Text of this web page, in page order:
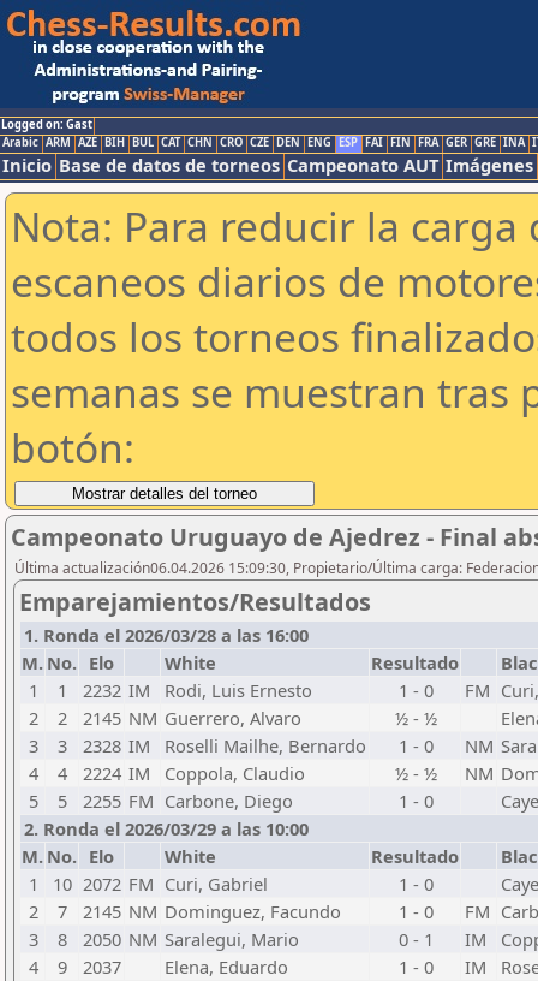
Logged on: Gast
Arabic ARM AZE BIH BUL CAT CHN CRO CZE DEN ENG ESP FAI FIN FRA GER GRE INA
Inicio Base de datos de torneos Campeonato AUT Imágenes
Nota: Para reducir la
escaneos diarios de
todos los torneos
semanas se muestran tras
botón:
Campeonato Uruguayo de Ajedrez - Final
Última actualización06.04.2026 15:09:30, Propietario/Última carga:
Emparejamientos/Resultados
1. Ronda el 2026/03/28 a las 16:00
M. No. Elo White Resultado
1
1 2232 IM Rodi, Luis Ernesto 1 - 0 FM
2
2 2145 NM Guerrero, Alvaro ½ - ½
3
3 2328 IM Roselli Mailhe, Bernardo 1 - 0 NM
4
4 2224 IM Coppola, Claudio ½ - ½ NM
5
5 2255 FM Carbone, Diego 1 - 0
2. Ronda el 2026/03/29 a las 10:00
M. No. Elo White Resultado
1
10 2072 FM Curi, Gabriel 1 - 0
2
7 2145 NM Dominguez, Facundo 1 - 0 FM
3
8 2050 NM Saralegui, Mario 0 - 1 IM
4
9 2037 Elena, Eduardo 1 - 0 IM